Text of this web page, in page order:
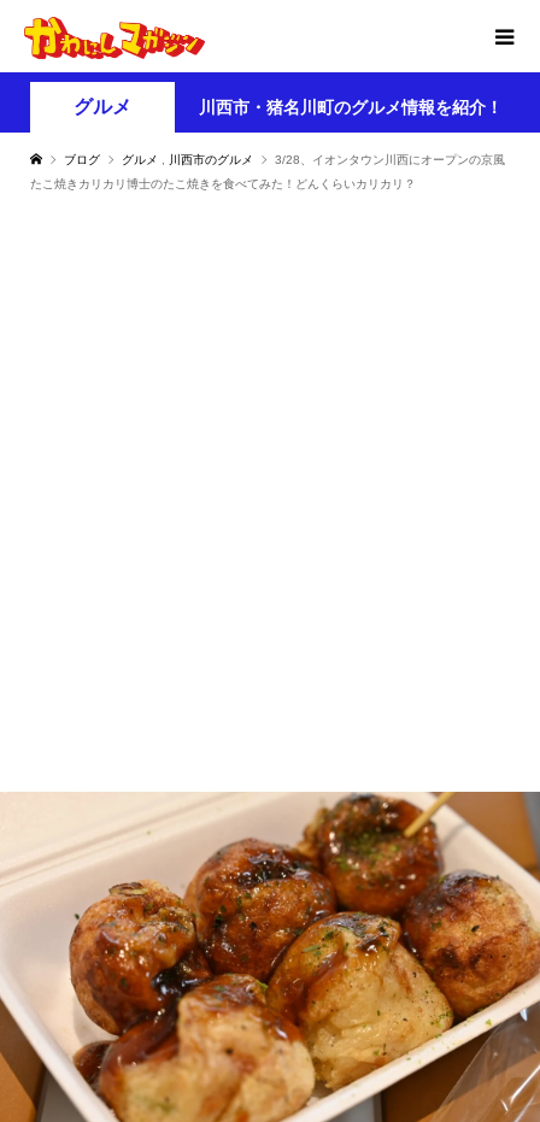
グルメ 川西市・猪名川町のグルメ情報を紹介！
ブログ グルメ 川西市のグルメ
3/28、イオンタウン川西にオープンの京風
たこ焼きカリカリ博士のたこ焼きを食べてみた！どんくらいカリカリ？